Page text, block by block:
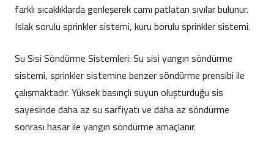
farklı sıcaklıklarda genleşerek camı patlatan sıvılar bulunur.
Islak sorulu sprinkler sistemi, kuru borulu sprinkler sistemi.
Su Sisi Söndürme Sistemleri: Su sisi yangın söndürme
sistemi, sprinkler sistemine benzer söndürme prensibi ile
çalışmaktadır. Yüksek basınçlı suyun oluşturduğu sis
sayesinde daha az su sarfiyatı ve daha az söndürme
sonrası hasar ile yangın söndürme amaçlanır.